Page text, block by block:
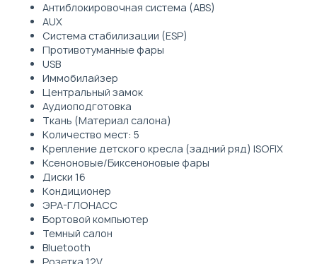
Антиблокировочная система (ABS)
AUX
Система стабилизации (ESP)
Противотуманные фары
USB
Иммобилайзер
Центральный замок
Аудиоподготовка
Ткань (Материал салона)
Количество мест: 5
Крепление детского кресла (задний ряд) ISOFIX
Ксеноновые/Биксеноновые фары
Диски 16
Кондиционер
ЭРА-ГЛОНАСС
Бортовой компьютер
Темный салон
Bluetooth